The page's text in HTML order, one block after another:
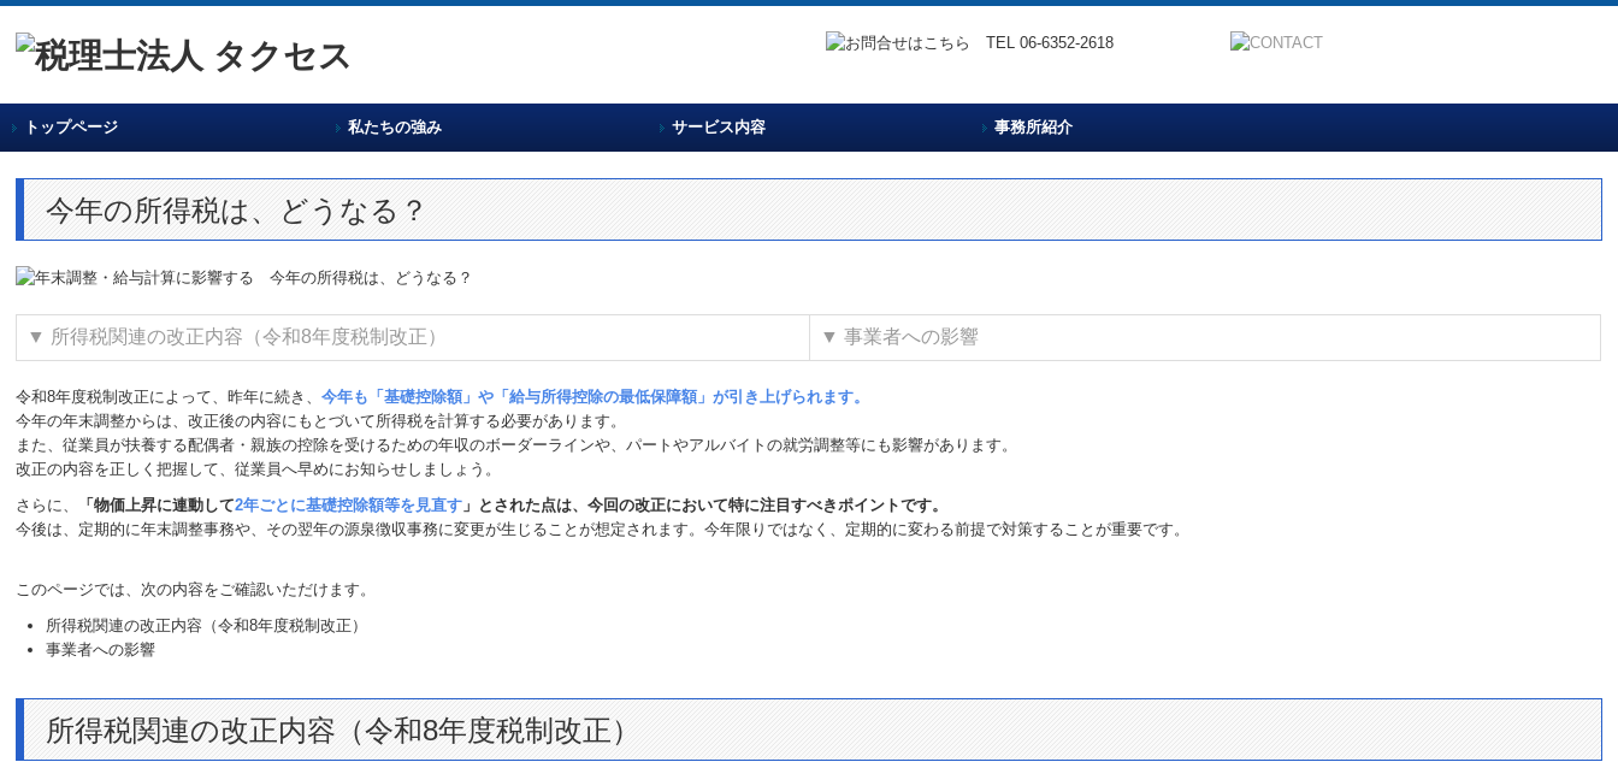
トップページ 私たちの強み サービス内容 事務所紹介
税理士・資格者紹介
事務所概要・アクセス
竹本税理士事務所
今年の所得税は、どうなる？
▼ 所得税関連の改正内容（令和8年度税制改正） ▼事業者への影響
令和8年度税制改正によって、昨年に続き、今年も「基礎控除額」や「給与所得控除の最低保障額」が引き上げられます。
今年の年末調整からは、改正後の内容にもとづいて所得税を計算する必要があります。
また、従業員が扶養する配偶者・親族の控除を受けるための年収のボーダーラインや、パートやアルバイトの就労調整等にも影響があります。
改正の内容を正しく把握して、従業員へ早めにお知らせしましょう。
さらに、
「物価上昇に連動して2年ごとに基礎控除額等を見直す 」とされた点は、今回の改正において特に注目すべきポイントです。
今後は、定期的に年末調整事務や、その翌年の源泉徴収事務に変更が生じることが想定されます。今年限りではなく、定期的に変わる前提で対策することが重要です。
このページでは、次の内容をご確認いただけます。
所得税関連の改正内容（令和8年度税制改正）
事業者への影響
所得税関連の改正内容（令和8年度税制改正）